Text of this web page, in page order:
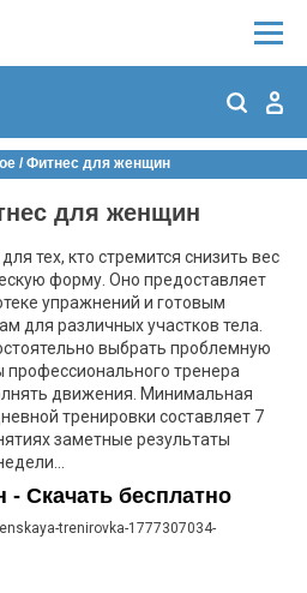
/ Фитнес для женщин
для женщин
тех, кто стремится снизить вес
форму. Оно предоставляет
упражнений и готовым
для различных участков тела.
выбрать проблемную
профессионального тренера
движения. Минимальная
тренировки составляет 7
заметные результаты
Скачать бесплатно
trenirovka-1777307034-